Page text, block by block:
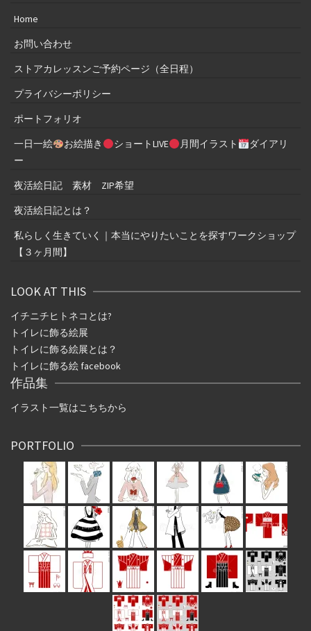
Home
お問い合わせ
ストアカレッスンご予約ページ（全日程）
プライバシーポリシー
ポートフォリオ
一日一絵
お絵描き ショートLIVE 月間イラスト
ダイアリ
ー
夜活絵日記 素材 ZIP希望
夜活絵日記とは？
私らしく生きていく｜本当にやりたいことを探すワークショップ
【３ヶ月間】
LOOK AT THIS
イチニチヒトネコとは?
トイレに飾る絵展
トイレに飾る絵展とは？
トイレに飾る絵 facebook
作品集
イラスト一覧はこちちから
PORTFOLIO